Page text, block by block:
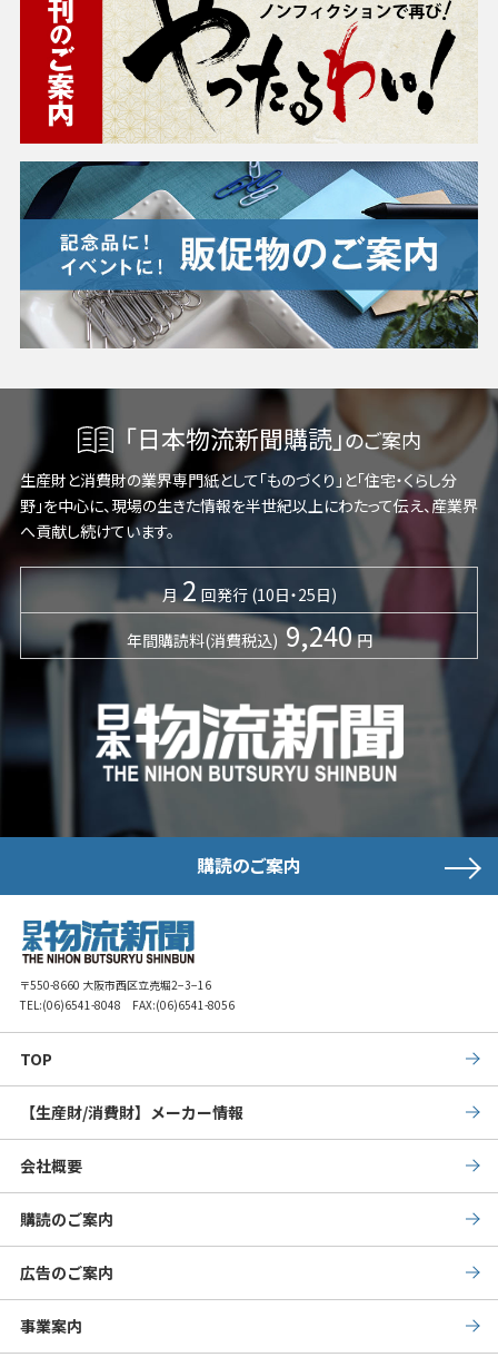
「日本物流新聞購読」のご案内
生産財と消費財の業界専門紙として「ものづくり」と「住宅・くらし分
野」を中心に、現場の生きた情報を半世紀以上にわたって伝え、産業界
へ貢献し続けています。
月 2 回発行 (10日・25日)
年間購読料(消費税込) 9,240 円
購読のご案内
〒550-8660 大阪市西区立売堀2−3−16
TEL:(06)6541-8048 FAX:(06)6541-8056
TOP
【生産財/消費財】メーカー情報
会社概要
購読のご案内
広告のご案内
事業案内